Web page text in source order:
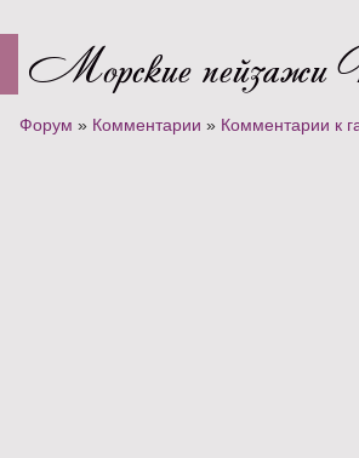
Морские
Форум » Комментарии » Комментарии к